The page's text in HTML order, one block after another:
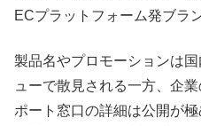
ECプラットフォーム発ブラ
製品名やプロモーションは
ューで散見される一方、企
ポート窓口の詳細は公開が